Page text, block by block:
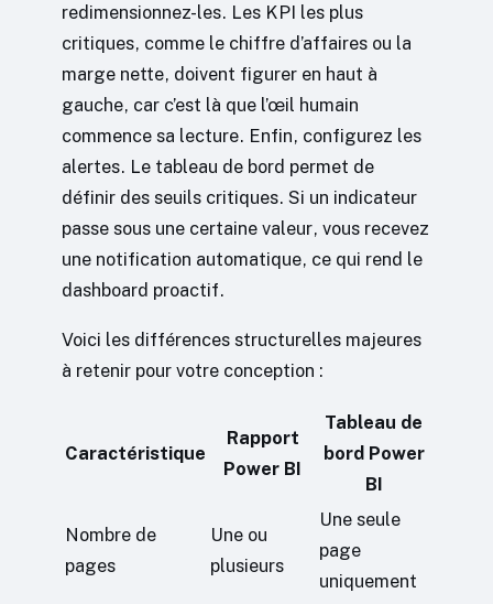
redimensionnez-les. Les KPI les plus
critiques, comme le chiffre d’affaires ou la
marge nette, doivent figurer en haut à
gauche, car c’est là que l’œil humain
commence sa lecture. Enfin, configurez les
alertes. Le tableau de bord permet de
définir des seuils critiques. Si un indicateur
passe sous une certaine valeur, vous recevez
une notification automatique, ce qui rend le
dashboard proactif.
Voici les différences structurelles majeures
à retenir pour votre conception :
Caractéristique
Rapport
Power BI
Tableau de
bord Power
BI
Nombre de
pages
Une ou
plusieurs
Une seule
page
uniquement